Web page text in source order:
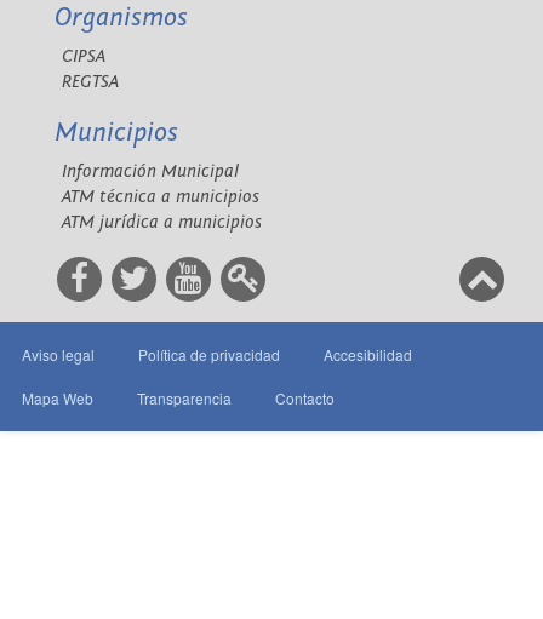
Organismos
CIPSA
REGTSA
Municipios
Información Municipal
ATM técnica a municipios
ATM jurídica a municipios
Aviso legal Política de privacidad Accesibilidad
Mapa Web Transparencia Contacto